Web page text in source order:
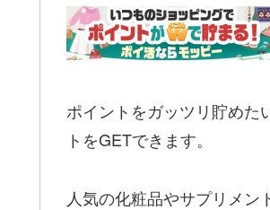
ポイントをガッツリ貯めた
トをGETできます。
人気の化粧品やサプリメン